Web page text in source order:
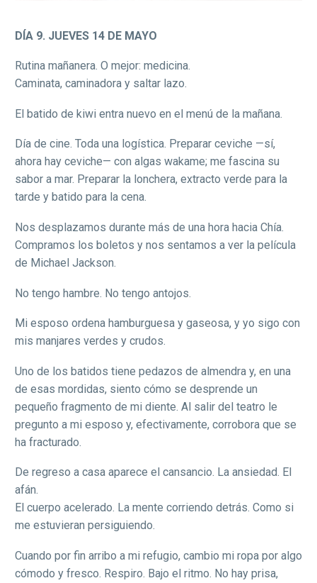
DÍA 9. JUEVES 14 DE MAYO
Rutina mañanera. O mejor: medicina.
Caminata, caminadora y saltar lazo.
El batido de kiwi entra nuevo en el menú de la mañana.
Día de cine. Toda una logística. Preparar ceviche —sí,
ahora hay ceviche— con algas wakame; me fascina su
sabor a mar. Preparar la lonchera, extracto verde para la
tarde y batido para la cena.
Nos desplazamos durante más de una hora hacia Chía.
Compramos los boletos y nos sentamos a ver la película
de Michael Jackson.
No tengo hambre. No tengo antojos.
Mi esposo ordena hamburguesa y gaseosa, y yo sigo con
mis manjares verdes y crudos.
Uno de los batidos tiene pedazos de almendra y, en una
de esas mordidas, siento cómo se desprende un
pequeño fragmento de mi diente. Al salir del teatro le
pregunto a mi esposo y, efectivamente, corrobora que se
ha fracturado.
De regreso a casa aparece el cansancio. La ansiedad. El
afán.
El cuerpo acelerado. La mente corriendo detrás. Como si
me estuvieran persiguiendo.
Cuando por fin arribo a mi refugio, cambio mi ropa por algo
cómodo y fresco. Respiro. Bajo el ritmo. No hay prisa,